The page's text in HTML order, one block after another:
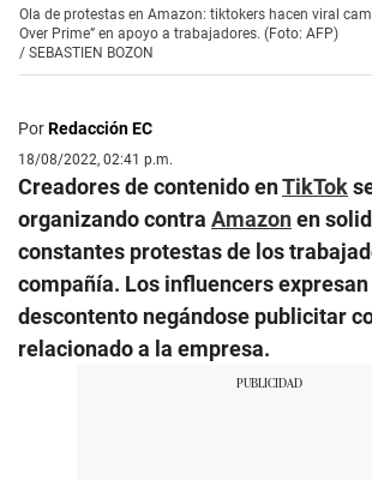
Ola de protestas en Amazon: tiktokers hacen viral
Over Prime” en apoyo a trabajadores. (Foto: AFP)
/ SEBASTIEN BOZON
PorRedacción EC
18/08/2022, 02:41 p.m.
Creadores de contenido enTikTok
organizando contra Amazonen
constantes protestas de los
compañía. Los influencers expresan
descontento negándose publicitar
relacionado a la empresa.